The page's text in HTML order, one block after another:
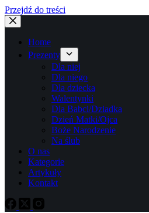
Przejdź do treści
Home
Prezenty
Dla niej
Dla niego
Dla dziecka
Walentynki
Dla Babci/Dziadka
Dzień Matki/Ojca
Boże Narodzenie
Na ślub
O nas
Kategorie
Artykuły
Kontakt